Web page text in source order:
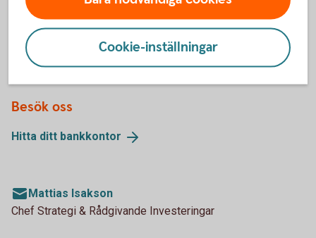
Företagskund
Ring 0340-66 6000
Besök oss
Hitta ditt bankkontor
Mattias Isakson
Chef Strategi & Rådgivande Investeringar
Cookie-inställningar